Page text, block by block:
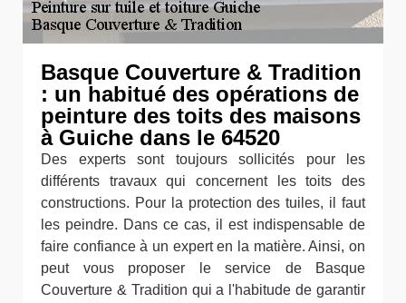
Basque Couverture & Tradition
: un habitué des opérations de
peinture des toits des maisons
à Guiche dans le 64520
Des experts sont toujours sollicités pour les
différents travaux qui concernent les toits des
constructions. Pour la protection des tuiles, il faut
les peindre. Dans ce cas, il est indispensable de
faire confiance à un expert en la matière. Ainsi, on
peut vous proposer le service de Basque
Couverture & Tradition qui a l'habitude de garantir